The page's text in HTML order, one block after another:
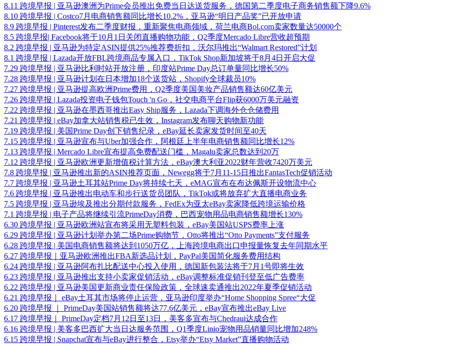
8.11 跨境早报 | 亚马逊澳洲为Prime会员推出免费当日达送货服务，德国第二季度电子商务销售额下降9.6%
8.10 跨境早报 | Costco7月电商销售额同比增长10.2%，亚马逊“明日产品奖”已开放申请
8.9 跨境早报 | Pinterest发布二季度财报，重新聚焦电商领域，荷兰电商Bol.com卖家数量达50000个
8.5 跨境早报| Facebook将于10月1日关闭直播购物功能，Q2季度Mercado Libre营收超预期
8.2 跨境早报 | 亚马逊为特定ASIN提供25%推荐费折扣，沃尔玛推出“Walmart Restored”计划
8.1 跨境早报 | Lazada开放FBL跨境商品专属入口，TikTok Shop新加坡将于8月4日开启大促
7.29 跨境早报 | 亚马逊比利时站开放注册，印度站Prime Day总订单量同比增长50%
7.28 跨境早报 | 亚马逊计划在日本增加18个送货站，Shopify全球裁员10%
7.27 跨境早报 | 亚马逊提高欧洲Prime费用，Q2季度美国美妆产品销售额达60亿美元
7.26 跨境早报 | Lazada投资电子钱包Touch 'n Go，社交电商平台Flip获6000万美元融资
7.22 跨境早报 | 亚马逊在墨西哥推出Easy Ship服务，Lazada下调海外仓仓储费用
7.21 跨境早报 | eBay加拿大站销售税已生效，Instagram发布聊天购物新功能
7.19 跨境早报 | 美国Prime Day创下销售纪录，eBay延长卖家发货时间至40天
7.15 跨境早报 | 亚马逊宣布与Uber加强合作，阿根廷上半年电商销售额同比增长12%
7.13 跨境早报 | Mercado Libre宣布提高免费配送门槛，Magalu卖家总数达到20万
7.12 跨境早报 | 亚马逊欧洲更新增值税计算方法，eBay澳大利亚2022财年营收7420万美元
7.8 跨境早报 | 亚马逊推出新的ASIN推荐页面，Newegg将于7月11-15日推出FantasTech促销活动
7.7 跨境早报 | 亚马逊土耳其站Prime Day将持续七天，eMAG宣布在布达佩斯开设物流中心
7.6 跨境早报 | 亚马逊推出电动车和步行送货员团队，TikTok或将放弃扩大直播电商业务
7.5 跨境早报 | 亚马逊埃及推出分期付款服务，FedEx为亚太eBay卖家降低跨境运输价格
7.1 跨境早报 | 电子产品将继续引流PrimeDay消费，巴西宠物用品电商销售额增长130%
6.30 跨境早报 | 亚马逊欧洲站宣布将采用无塑料包装，eBay美国站USPS费率上涨
6.29 跨境早报 | 亚马逊计划举办第二场Prime购物节，Otto将推出“Otto Payments”支付服务
6.28 跨境早报 | 美国电商销售额将达到1050万亿，上海跨境电商出口申报量恢复去年同期水平
6.27 跨境早报｜亚马逊欧洲推出FBA新选品计划，PayPal美国简化服务费用结构
6.24 跨境早报 | 亚马逊阿布扎比配送中心投入使用，德国新包装法将于7月1号即将生效
6.23 跨境早报 | 亚马逊推出支持小卖家促销活动，eBay调整标准促销刊登至低广告费率
6.22 跨境早报 | 亚马逊美国更新商业责任保险政策，全球速卖通推出2022年夏季促销活动
6.21 跨境早报｜ eBay土耳其市场将停止运营，亚马逊印度举办“Home Shopping Spree“大促
6.20 跨境早报 ｜ PrimeDay美国站销售额将达77.6亿美元，eBay宣布推出eBay Live
6.17 跨境早报｜ PrimeDay定档7月12日至13日，美客多宣布与Chedraui达成合作
6.16 跨境早报 | 美客多巴西扩大当日达服务范围，Q1季度Linio宠物用品销量同比增加248%
6.15 跨境早报 | Snapchat宣布与eBay进行整合，Etsy举办“Etsy Market”直播购物活动